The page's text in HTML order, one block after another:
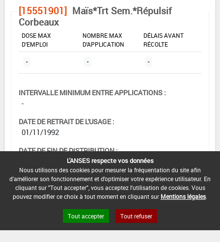
[15551901] Maïs*Trt Sem.*Répulsif
Corbeaux
DOSE MAX
D'EMPLOI
NOMBRE MAX
D'APPLICATION
DÉLAIS AVANT
RÉCOLTE
- - -
INTERVALLE MINIMUM ENTRE APPLICATIONS :
-
DATE DE RETRAIT DE L'USAGE :
01/11/1992
DATE DE FIN DE DISTRIBUTION :
DATE DE FIN D'UTILISATION :
-
L'ANSES respecte vos données
Nous utilisons des cookies pour mesurer la fréquentation du site afin
d'améliorer son fonctionnement et d'optimiser votre expérience utilisateur. En
cliquant sur "Tout accepter", vous acceptez l'utilisation de cookies. Vous
pouvez modifier ce choix à tout moment en cliquant sur Mentions légales
Tout accepter Tout refuser